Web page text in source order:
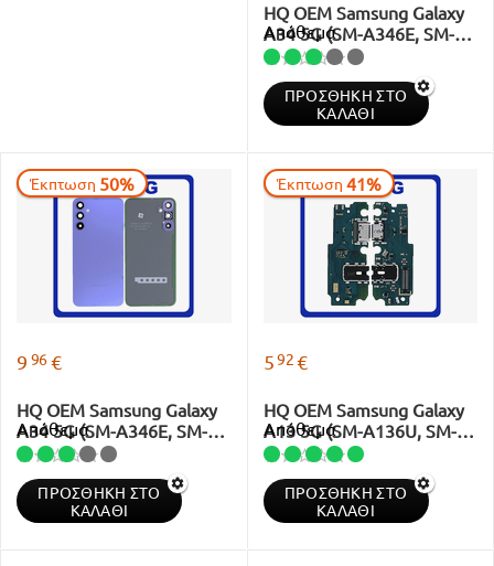
HQ OEM Samsung Galaxy
A34 5G (SM-A346E, SM-
A346B) Rear Back Battery
Cover + Camera Lens Lime
Απόθεμα
ΠΡΟΣΘΉΚΗ ΣΤΟ
ΚΑΛΆΘΙ
Έκπτωση 50%
9 96€
HQ OEM Samsung Galaxy
A34 5G (SM-A346E, SM-
A346B) Rear Back Battery
Cover + Camera Lens
Violet
Απόθεμα
ΠΡΟΣΘΉΚΗ ΣΤΟ
ΚΑΛΆΘΙ
Έκπτωση 41%
592€
HQ OEM Samsung Galaxy
A13 5G (SM-A136U, SM-
A136U1) USB Type-C
Charging Dock Connector +
Microphone + Audio Jack
Απόθεμα
ΠΡΟΣΘΉΚΗ ΣΤΟ
ΚΑΛΆΘΙ